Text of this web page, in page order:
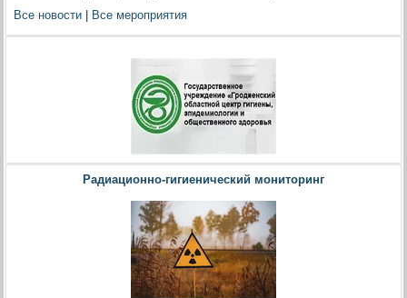
Все новости
Все мероприятия
Радиационно-гигиенический мониторинг